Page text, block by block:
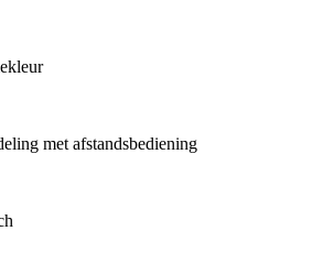
met afstandsbediening